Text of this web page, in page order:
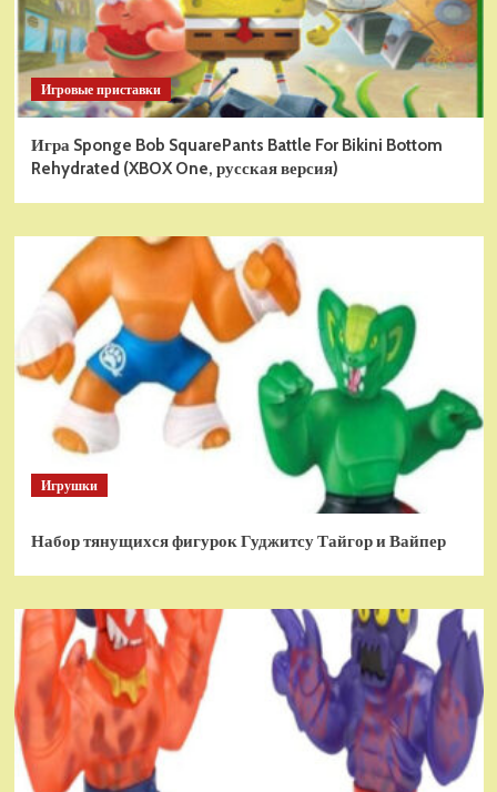
Игровые приставки
Игра Sponge Bob SquarePants Battle For Bikini Bottom
Rehydrated (XBOX One, русская версия)
Игрушки
Набор тянущихся фигурок Гуджитсу Тайгор и Вайпер